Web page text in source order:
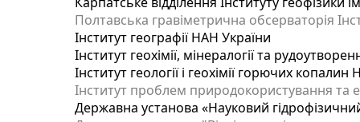
Полтавська гравіметрична обсерваторія
Інститут географії НАН України
Інститут геохімії, мінералогії та
Інститут геології і геохімії горючих
Інститут проблем природокористування та
Державна установа «Науковий